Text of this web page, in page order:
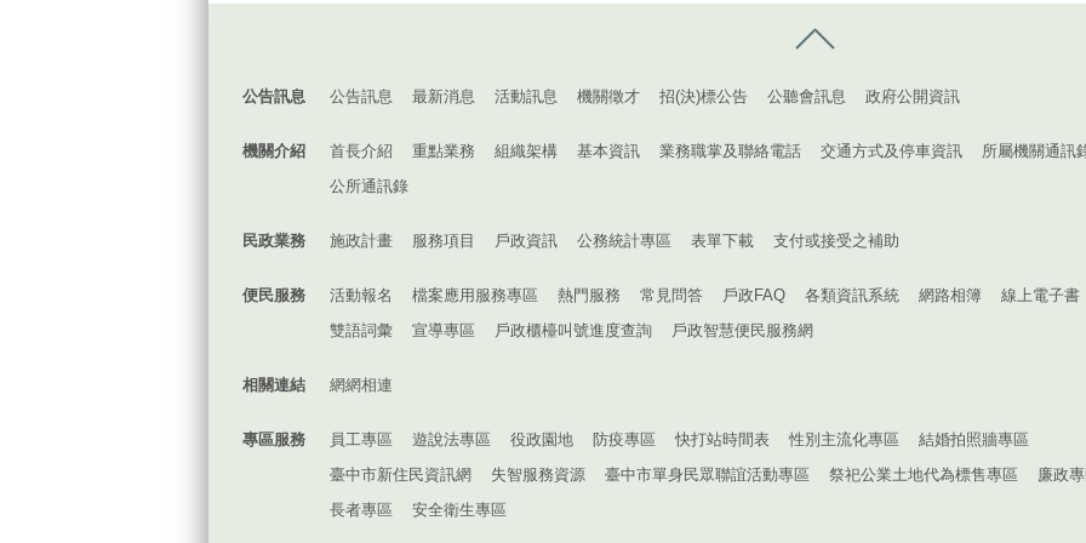
公告訊息 公告訊息 最新消息 活動訊息 機關徵才 招(決)標公告 公聽會訊息 政府公開資訊
機關介紹 首長介紹 重點業務 組織架構 基本資訊 業務職掌及聯絡電話 交通方式及停車資訊
所屬機關通訊
公所通訊錄
民政業務 施政計畫 服務項目 戶政資訊 公務統計專區 表單下載 支付或接受之補助
便民服務 活動報名 檔案應用服務專區 熱門服務 常見問答 戶政FAQ 各類資訊系統 網路相簿
線上電子書
雙語詞彙
宣導專區 戶政櫃檯叫號進度查詢 戶政智慧便民服務網
相關連結 網網相連
專區服務 員工專區 遊說法專區 役政園地 防疫專區 快打站時間表 性別主流化專區
結婚拍照牆專區
臺中市新住民資訊網
失智服務資源 臺中市單身民眾聯誼活動專區 祭祀公業土地代為標售專區
廉政
長者專區
安全衛生專區